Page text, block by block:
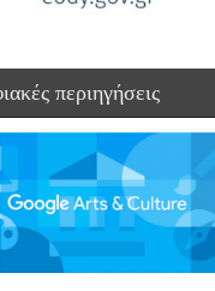
περιηγήσεις